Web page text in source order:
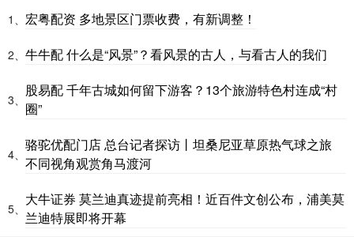
1、 宏粤配资 多地景区门票收费，有新调整！
2、 牛牛配 什么是“风景”？看风景的古人，与看古人的我们
3、
股易配 千年古城如何留下游客？13个旅游特色村连成“村
圈”
4、
骆驼优配门店 总台记者探访丨坦桑尼亚草原热气球之旅
不同视角观赏角马渡河
5、
大牛证券 莫兰迪真迹提前亮相！近百件文创公布，浦美莫
兰迪特展即将开幕